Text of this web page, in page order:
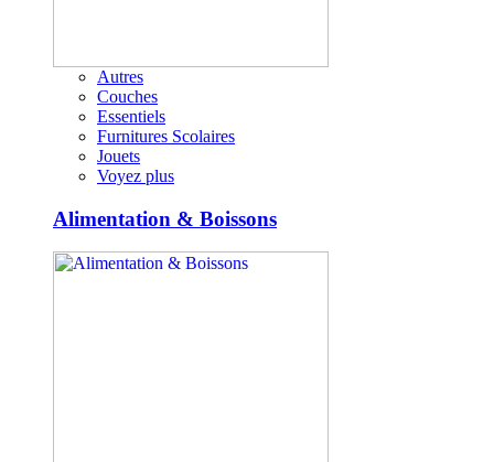
Autres
Couches
Essentiels
Furnitures Scolaires
Jouets
Voyez plus
Alimentation & Boissons